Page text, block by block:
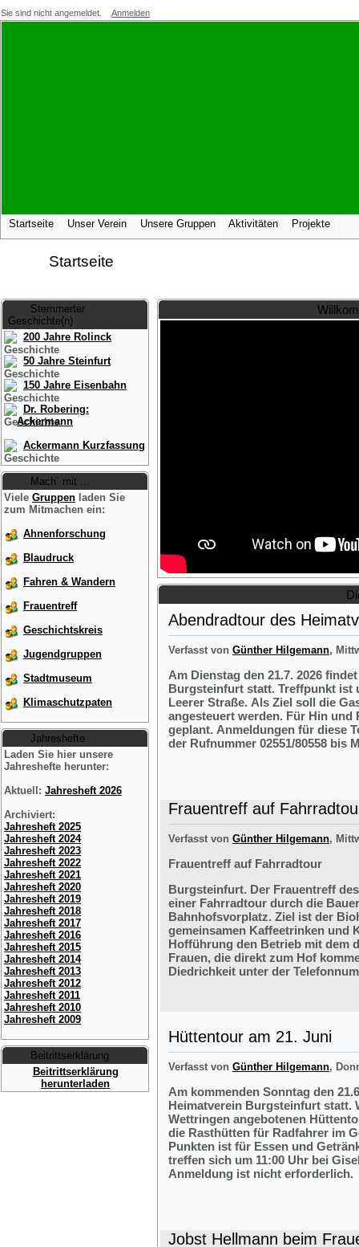
Sie sind nicht angemeldet. Anmelden
Startseite Unser Verein Unsere Gruppen Aktivitäten Projekte
Startseite
Stemmerter
Geschichte(n)
200 Jahre Rolinck
50 Jahre Steinfurt
150 Jahre Eisenbahn
Dr. Robering:
Ackermann
Ackermann Kurzfassung
Mach´ mit ...
Viele Gruppen laden Sie
zum Mitmachen ein:
Ahnenforschung
Blaudruck
Fahren & Wandern
Frauentreff
Geschichtskreis
Jugendgruppen
Stadtmuseum
Klimaschutzpaten
Jahreshefte
Laden Sie hier unsere
Jahreshefte herunter:
Aktuell: Jahresheft 2026
Archiviert:
Jahresheft 2025
Jahresheft 2024
Jahresheft 2023
Jahresheft 2022
Jahresheft 2021
Jahresheft 2020
Jahresheft 2019
Jahresheft 2018
Jahresheft 2017
Jahresheft 2016
Jahresheft 2015
Jahresheft 2014
Jahresheft 2013
Jahresheft 2012
Jahresheft 2011
Jahresheft 2010
Jahresheft 2009
Beitrittserklärung
Beitrittserklärung
herunterladen
Abendradtour des
Verfasst von Günther Hilgemann,
Am Dienstag den 21.7. 2026
Burgsteinfurt statt. Treffpunkt ist
Leerer Straße. Als Ziel soll die
angesteuert werden. Für Hin und
geplant. Anmeldungen für diese
der Rufnummer 02551/80558 bis
Frauentreff auf
Verfasst von Günther Hilgemann,
Frauentreff auf Fahrradtour
Burgsteinfurt. Der Frauentreff
einer Fahrradtour durch die
Bahnhofsvorplatz. Ziel ist der
gemeinsamen Kaffeetrinken und
Hofführung den Betrieb mit dem
Frauen, die direkt zum Hof
Diedrichkeit unter der
Hüttentour am 21. Juni
Verfasst von Günther Hilgemann,
Am kommenden Sonntag den
Heimatverein Burgsteinfurt statt.
Wettringen angebotenen
die Rasthütten für Radfahrer im
Punkten ist für Essen und
treffen sich um 11:00 Uhr bei
Anmeldung ist nicht erforderlich.
Jobst Hellmann beim